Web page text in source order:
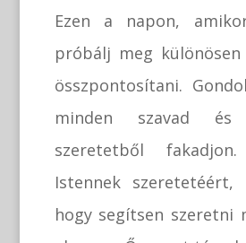
Ezen a napon,
próbálj meg
összpontosítani.
minden szavad és
szeretetből
Istennek
hogy segítsen szeretni